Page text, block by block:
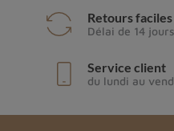
Retours faciles
Délai de 14 jours
Service client
du lundi au